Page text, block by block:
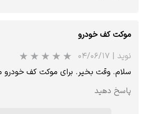
موکت کف خودرو
نوید | ۰۴/۰۶/۱۷
سلام. وقت بخیر. برای موکت کف خودرو
پاسخ دهید